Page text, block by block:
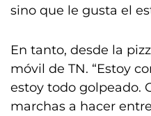
sino que le gusta el
En tanto, desde la
móvil de TN. “Estoy
estoy todo golpeado.
marchas a hacer